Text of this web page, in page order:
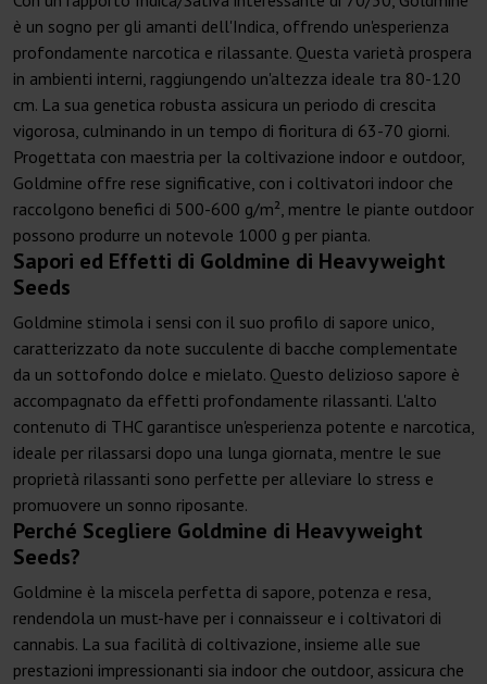
è un sogno per gli amanti dell'Indica, offrendo un'esperienza
profondamente narcotica e rilassante. Questa varietà prospera
in ambienti interni, raggiungendo un'altezza ideale tra 80-120
cm. La sua genetica robusta assicura un periodo di crescita
vigorosa, culminando in un tempo di fioritura di 63-70 giorni.
Progettata con maestria per la coltivazione indoor e outdoor,
Goldmine offre rese significative, con i coltivatori indoor che
raccolgono benefici di 500-600 g/m², mentre le piante outdoor
possono produrre un notevole 1000 g per pianta.
Sapori ed Effetti di Goldmine di Heavyweight
Seeds
Goldmine stimola i sensi con il suo profilo di sapore unico,
caratterizzato da note succulente di bacche complementate
da un sottofondo dolce e mielato. Questo delizioso sapore è
accompagnato da effetti profondamente rilassanti. L'alto
contenuto di THC garantisce un'esperienza potente e narcotica,
ideale per rilassarsi dopo una lunga giornata, mentre le sue
proprietà rilassanti sono perfette per alleviare lo stress e
promuovere un sonno riposante.
Perché Scegliere Goldmine di Heavyweight
Seeds?
Goldmine è la miscela perfetta di sapore, potenza e resa,
rendendola un must-have per i connaisseur e i coltivatori di
cannabis. La sua facilità di coltivazione, insieme alle sue
prestazioni impressionanti sia indoor che outdoor, assicura che